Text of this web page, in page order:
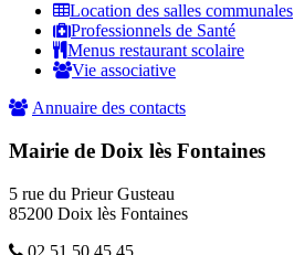
Location des salles communales
Professionnels de Santé
Menus restaurant scolaire
Vie associative
Annuaire des contacts
Mairie de Doix lès Fontaines
5 rue du Prieur Gusteau
85200 Doix lès Fontaines
02 51 50 45 45